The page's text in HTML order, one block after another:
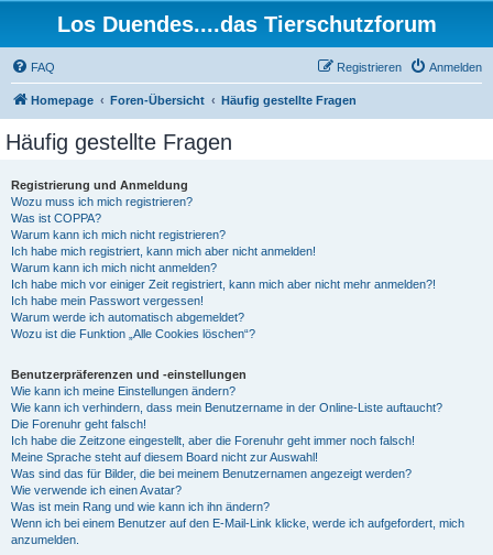
Los Duendes....das Tierschutzforum
FAQ Anmelden
Registrieren
Homepage Foren-Übersicht Häufig gestellte Fragen
Häufig gestellte Fragen
Registrierung und Anmeldung
Wozu muss ich mich registrieren?
Was ist COPPA?
Warum kann ich mich nicht registrieren?
Ich habe mich registriert, kann mich aber nicht anmelden!
Warum kann ich mich nicht anmelden?
Ich habe mich vor einiger Zeit registriert, kann mich aber nicht mehr anmelden?!
Ich habe mein Passwort vergessen!
Warum werde ich automatisch abgemeldet?
Wozu ist die Funktion „Alle Cookies löschen“?
Benutzerpräferenzen und -einstellungen
Wie kann ich meine Einstellungen ändern?
Wie kann ich verhindern, dass mein Benutzername in der Online-Liste auftaucht?
Die Forenuhr geht falsch!
Ich habe die Zeitzone eingestellt, aber die Forenuhr geht immer noch falsch!
Meine Sprache steht auf diesem Board nicht zur Auswahl!
Was sind das für Bilder, die bei meinem Benutzernamen angezeigt werden?
Wie verwende ich einen Avatar?
Was ist mein Rang und wie kann ich ihn ändern?
Wenn ich bei einem Benutzer auf den E-Mail-Link klicke, werde ich aufgefordert, mich
anzumelden.